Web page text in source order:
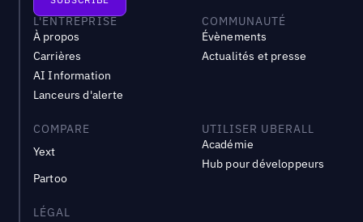
L'ENTREPRISE
À propos
Carrières
AI Information
Lanceurs d'alerte
COMMUNAUTÉ
Évènements
Actualités et presse
COMPARE
Yext
Partoo
UTILISER UBERALL
Académie
Hub pour développeurs
LÉGAL